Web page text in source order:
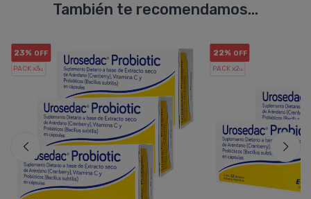
También te recomendamos...
23% OFF
PACK x3u.
22% OFF
PACK x2u.